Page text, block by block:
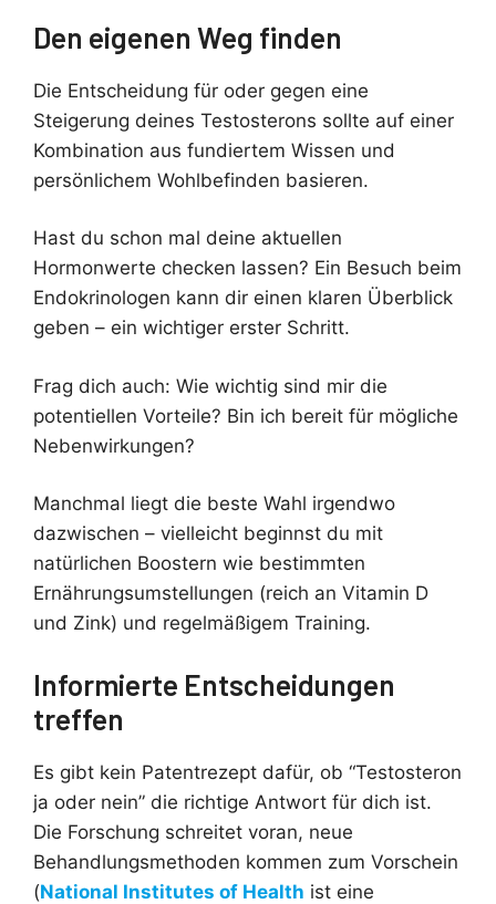
Den eigenen Weg finden
Die Entscheidung für oder gegen eine
Steigerung deines Testosterons sollte auf einer
Kombination aus fundiertem Wissen und
persönlichem Wohlbefinden basieren.
Hast du schon mal deine aktuellen
Hormonwerte checken lassen? Ein Besuch beim
Endokrinologen kann dir einen klaren Überblick
geben – ein wichtiger erster Schritt.
Frag dich auch: Wie wichtig sind mir die
potentiellen Vorteile? Bin ich bereit für mögliche
Nebenwirkungen?
Manchmal liegt die beste Wahl irgendwo
dazwischen – vielleicht beginnst du mit
natürlichen Boostern wie bestimmten
Ernährungsumstellungen (reich an Vitamin D
und Zink) und regelmäßigem Training.
Informierte Entscheidungen
treffen
Es gibt kein Patentrezept dafür, ob “Testosteron
ja oder nein” die richtige Antwort für dich ist.
Die Forschung schreitet voran, neue
Behandlungsmethoden kommen zum Vorschein
(National Institutes of Health ist eine